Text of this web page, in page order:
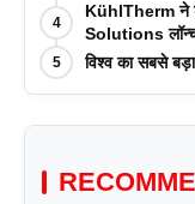
4
KühlTherm ने
Solutions
5 विश्व का सबसे